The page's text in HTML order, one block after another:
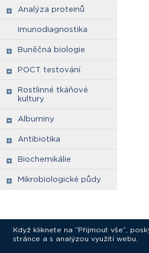
Analýza proteinů
Imunodiagnostika
Buněčná biologie
POCT testování
Rostlinné tkáňové
kultury
Albuminy
Antibiotika
Biochemikálie
Mikrobiologické půdy
Když kliknete na “Přijmout vše”,
stránce a s analýzou využití webu.